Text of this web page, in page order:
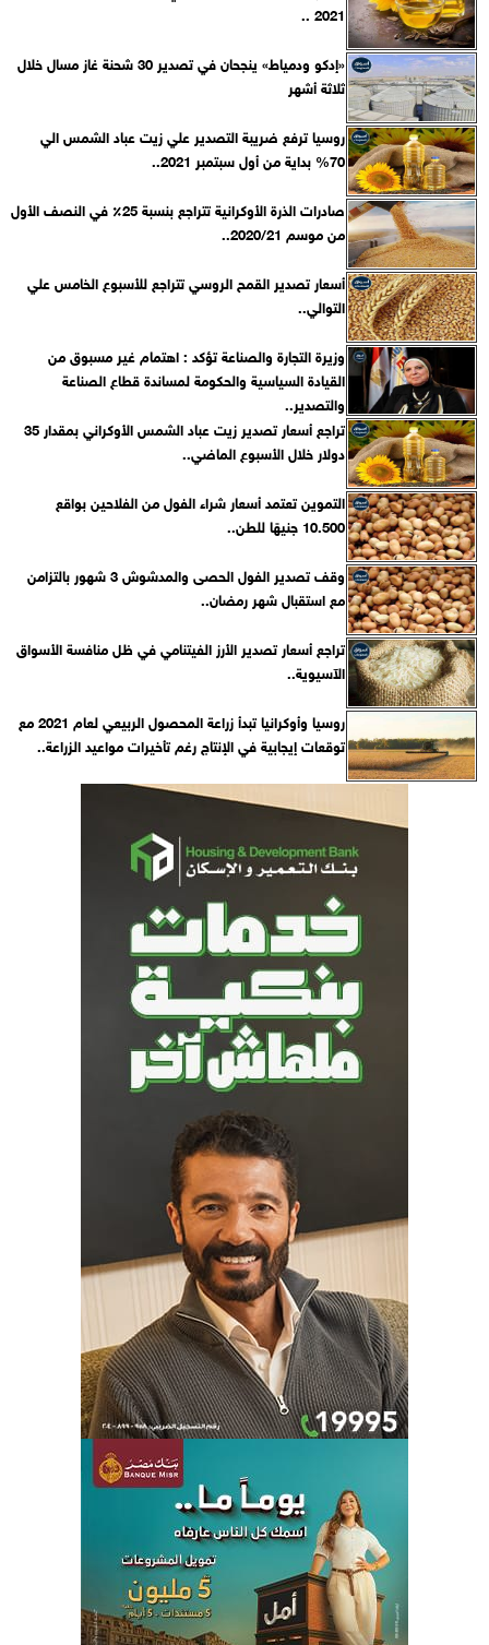
2021 ..
«إدكو ودمياط» ينجحان في تصدير 30 شحنة غاز مسال خلال
ثلاثة أشهر
روسيا ترفع ضريبة التصدير علي زيت عباد الشمس الي
70% بداية من أول سبتمبر 2021..
صادرات الذرة الأوكرانية تتراجع بنسبة 25٪ في النصف الأول
من موسم 2020/21..
أسعار تصدير القمح الروسي تتراجع للأسبوع الخامس علي
التوالي..
وزيرة التجارة والصناعة تؤكد : اهتمام غير مسبوق من
القيادة السياسية والحكومة لمساندة قطاع الصناعة
والتصدير..
تراجع أسعار تصدير زيت عباد الشمس الأوكراني بمقدار 35
دولار خلال الأسبوع الماضي..
التموين تعتمد أسعار شراء الفول من الفلاحين بواقع
10.500 جنيهًا للطن..
وقف تصدير الفول الحصى والمدشوش 3 شهور بالتزامن
مع استقبال شهر رمضان..
تراجع أسعار تصدير الأرز الفيتنامي في ظل منافسة الأسواق
الآسيوية..
روسيا وأوكرانيا تبدأ زراعة المحصول الربيعي لعام 2021 مع
توقعات إيجابية في الإنتاج رغم تأخيرات مواعيد الزراعة..